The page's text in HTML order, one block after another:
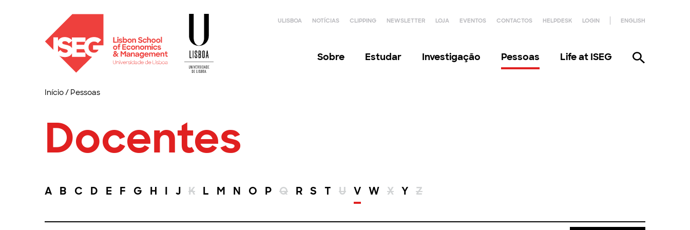
ULISBOA NOTÍCIAS CLIPPING NEWSLETTER LOJA EVENTOS CONTACTOS HELPDESK LOGIN ENGLISH
Sobre Estudar Investigação Pessoas Life at ISEG
Início/ Pessoas
Docentes
A B C D E F G H I J K L M N O P Q R S T U V W X Y Z